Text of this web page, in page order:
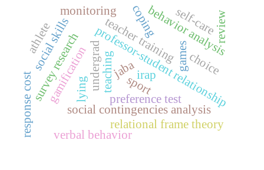
social contingencies analysis
professor-student relationship
undergrad games
gamification jaba
survey research teacher trainingbehavior analysis
coping
social skills
response cost teaching
monitoring
relational frame theory
preference test
irap
verbal behavior
lying
choice
self-care
sport
athlete review